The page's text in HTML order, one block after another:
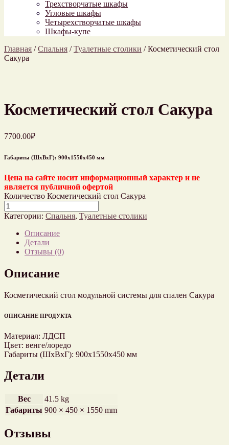
Трехстворчатые шкафы
Угловые шкафы
Четырехстворчатые шкафы
Шкафы-купе
Главная /Спальня /Туалетные столики /Косметический стол
Сакура
Косметический стол Сакура
7700.00₽
Габариты (ШхВхГ): 900х1550х450 мм
Цена на сайте носит информационный характер и не
является публичной офертой
Количество Косметический стол Сакура
Категории: Спальня, Туалетные столики
Описание
Детали
Отзывы (0)
Описание
Косметический стол модульной системы для спален Сакура
ОПИСАНИЕ ПРОДУКТА
Материал: ЛДСП
Цвет: венге/лоредо
Габариты (ШхВхГ): 900х1550х450 мм
Детали
Вес
41.5 kg
Габариты 900 × 450 × 1550 mm
Отзывы